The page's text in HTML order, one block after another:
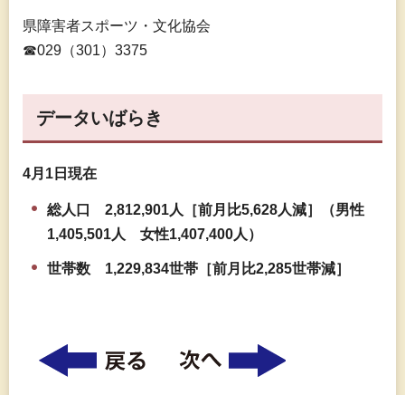
県障害者スポーツ・文化協会
☎029（301）3375
データいばらき
4月1日現在
総人口 2,812,901人
［前月比5,628人減］（男性
1,405,501人
女性1,407,400人）
世帯数 1,229,834世帯［前月比2,285世帯減］